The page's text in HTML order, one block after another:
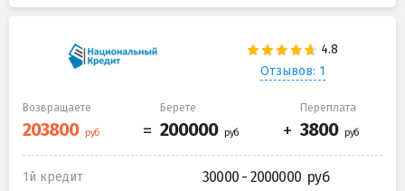
Отзывов: 1
Возвращаете Берете Переплата
1й кредит 30000 - 2000000